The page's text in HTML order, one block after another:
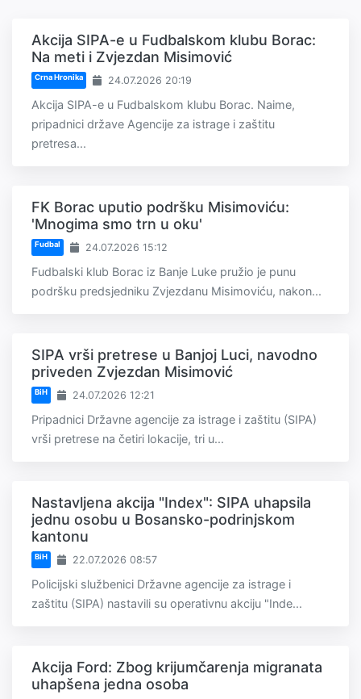
Akcija SIPA-e u Fudbalskom klubu Borac:
Na meti i Zvjezdan Misimović
Crna Hronika 24.07.2026 20:19
Akcija SIPA-e u Fudbalskom klubu Borac. Naime,
pripadnici države Agencije za istrage i zaštitu
pretresa...
FK Borac uputio podršku Misimoviću:
'Mnogima smo trn u oku'
Fudbal 24.07.2026 15:12
Fudbalski klub Borac iz Banje Luke pružio je punu
podršku predsjedniku Zvjezdanu Misimoviću, nakon...
SIPA vrši pretrese u Banjoj Luci, navodno
priveden Zvjezdan Misimović
BiH 24.07.2026 12:21
Pripadnici Državne agencije za istrage i zaštitu (SIPA)
vrši pretrese na četiri lokacije, tri u...
Nastavljena akcija "Index": SIPA uhapsila
jednu osobu u Bosansko-podrinjskom
kantonu
BiH 22.07.2026 08:57
Policijski službenici Državne agencije za istrage i
zaštitu (SIPA) nastavili su operativnu akciju "Inde...
Akcija Ford: Zbog krijumčarenja migranata
uhapšena jedna osoba